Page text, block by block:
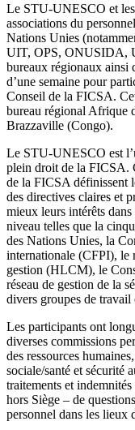
Le STU-UNESCO et les
associations du
Nations Unies
UIT, OPS, ONUSIDA,
bureaux régionaux ainsi
d’une semaine pour
Conseil de la FICSA.
bureau régional Afrique
Brazzaville (Congo).
Le STU-UNESCO est
plein droit de la FICSA.
de la FICSA définissent
des directives claires et
mieux leurs intérêts
niveau telles que la
des Nations Unies, la
internationale (CFPI), le
gestion (HLCM), le
réseau de gestion de la
divers groupes de travail
Les participants ont
diverses commissions
des ressources
sociale/santé et sécurité
traitements et
hors Siège – de
personnel dans les lieux